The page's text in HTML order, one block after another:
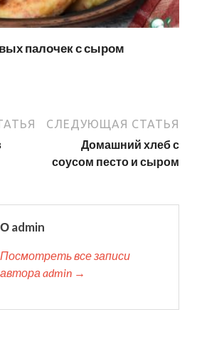
палочек с сыром
СЛЕДУЮЩАЯ СТАТЬЯ
Домашний хлеб с
соусом песто и сыром
О admin
Посмотреть все записи
автора admin →